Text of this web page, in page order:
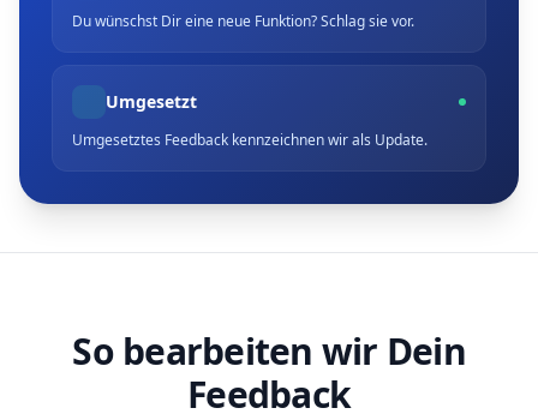
Du wünschst Dir eine neue Funktion? Schlag sie vor.
Umgesetzt
Umgesetztes Feedback kennzeichnen wir als Update.
So bearbeiten wir Dein
Feedback